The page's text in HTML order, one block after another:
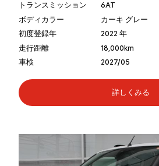
トランスミッション
6AT
ボディカラー
カーキ グレー
初度登録年
2022 年
走行距離
18,000km
車検
2027/05
詳しくみる